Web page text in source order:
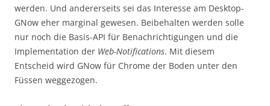
werden. Und andererseits sei das Interesse am Desktop-
GNow eher marginal gewesen. Beibehalten werden solle
nur noch die Basis-API für Benachrichtigungen und die
Implementation der Web-Notifications. Mit diesem
Entscheid wird GNow für Chrome der Boden unter den
Füssen weggezogen.